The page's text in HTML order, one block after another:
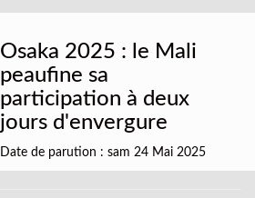
Osaka 2025 : le Mali
peaufine sa
participation à deux
jours d'envergure
Date de parution : sam 24 Mai 2025